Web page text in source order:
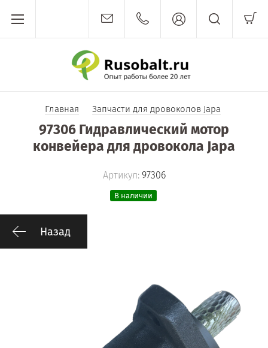
Главная Запчасти для дровоколов Japa
97306 Гидравлический мотор
конвейера для дровокола Japa
Артикул:97306
В наличии
Назад